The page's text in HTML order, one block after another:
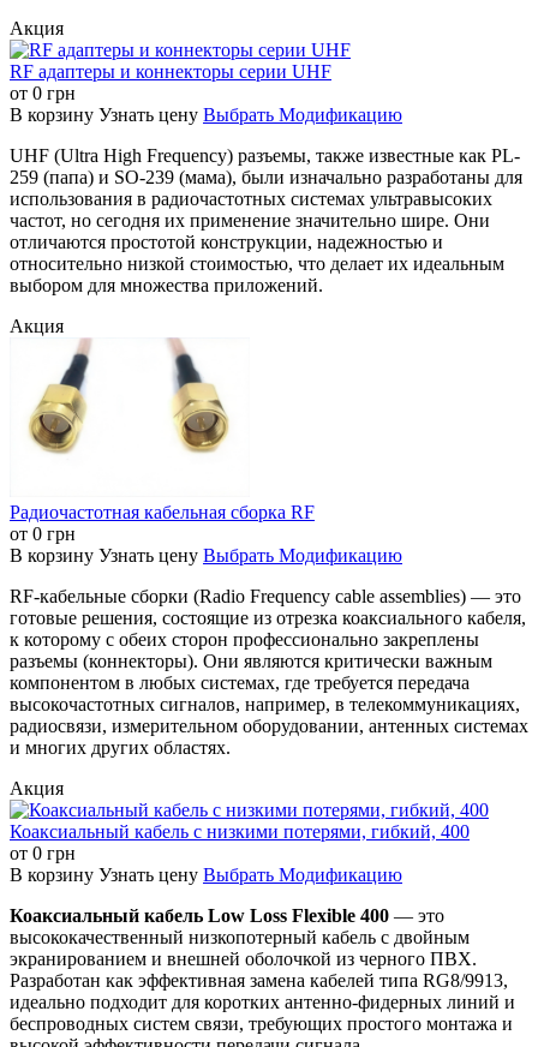
Это зажимной
(обжимной) TNC-
разъем типа
"папа" для кабеля
27. Обеспечивает
подключение
кабеля 27 к TNC-
разъемам.
(обжимной) TNC-
разъем типа "папа"
Используется для
соответствующего
кабеля к TNC-
интерфейсам.
Предназначен
подключения
кабеля LMR200
к TNC-
разъемам.
RF-N-163 RF-N-164 RF-N-165
Это зажимной
(обжимной) TNC-
разъем типа
"папа" для кабеля
LMR400.
Используется для
TNC-разъемам.
разъем типа "папа"
для кабеля RG214.
Обеспечивает
надежное
подключение
оборудованию с
TNC-интерфейсом.
RF-N-166 RF-N-167
RF-N-168
TNC-разъем типа
"папа", обжимной,
для кабеля RG8.
TNC-разъем типа
"папа", обжимной,
для кабеля RG174.
TNC-разъем
типа "папа",
обжимной, для
кабеля RG213.
RF-N-169 RF-N-170
TNC-разъем типа
"папа" с фланцем,
зажимной, для
кабеля 7D-FB.
Заглушка (нагрузка)
TNC-разъем типа
типа "папа",
угловой,
кабеля LMR300.
RF-N-172 RF-N-173
RF-N-174
TNC-разъем типа
"папа", угловой,
зажимной, для
кабеля RG213.
TNC-разъем типа
"папа", угловой,
обжимной, для
кабеля LMR400.
TNC-разъем
типа "папа",
угловой,
обжимной, для
Акция
RF адаптеры и коннекторы серии UHF
от 0 грн
В корзину Узнать цену Выбрать Модификацию
UHF (Ultra High Frequency) разъемы, также известные как PL-
259 (папа) и SO-239 (мама), были изначально разработаны для
использования в радиочастотных системах ультравысоких
частот, но сегодня их применение значительно шире. Они
отличаются простотой конструкции, надежностью и
относительно низкой стоимостью, что делает их идеальным
выбором для множества приложений.
Акция
Радиочастотная кабельная сборка RF
от 0 грн
В корзину Узнать цену Выбрать Модификацию
RF-кабельные сборки (Radio Frequency cable assemblies) — это
готовые решения, состоящие из отрезка коаксиального кабеля,
к которому с обеих сторон профессионально закреплены
разъемы (коннекторы). Они являются критически важным
компонентом в любых системах, где требуется передача
высокочастотных сигналов, например, в телекоммуникациях,
радиосвязи, измерительном оборудовании, антенных системах
и многих других областях.
Акция
Коаксиальный кабель с низкими потерями, гибкий, 400
от 0 грн
В корзину Узнать цену Выбрать Модификацию
Коаксиальный кабель Low Loss Flexible 400 — это
высококачественный низкопотерный кабель с двойным
экранированием и внешней оболочкой из черного ПВХ.
Разработан как эффективная замена кабелей типа RG8/9913,
идеально подходит для коротких антенно-фидерных линий и
беспроводных систем связи, требующих простого монтажа и